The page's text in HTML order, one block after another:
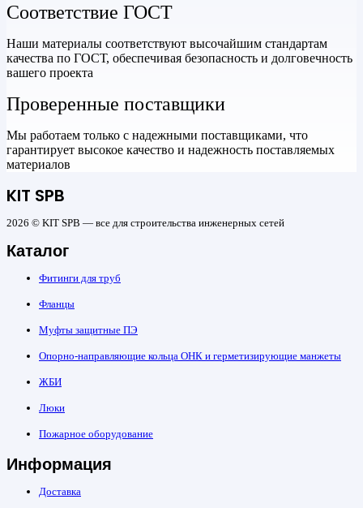
Соответствие ГОСТ
Наши материалы соответствуют высочайшим стандартам
качества по ГОСТ, обеспечивая безопасность и долговечность
вашего проекта
Проверенные поставщики
Мы работаем только с надежными поставщиками, что
гарантирует высокое качество и надежность поставляемых
материалов
KIT SPB
2026 © KIT SPB — все для строительства инженерных сетей
Каталог
Фитинги для труб
Фланцы
Муфты защитные ПЭ
Опорно-направляющие кольца ОНК и герметизирующие манжеты
ЖБИ
Люки
Пожарное оборудование
Информация
Доставка